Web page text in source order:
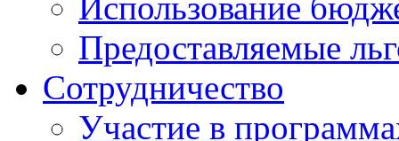
Предоставляемые
Сотрудничество
Участие в